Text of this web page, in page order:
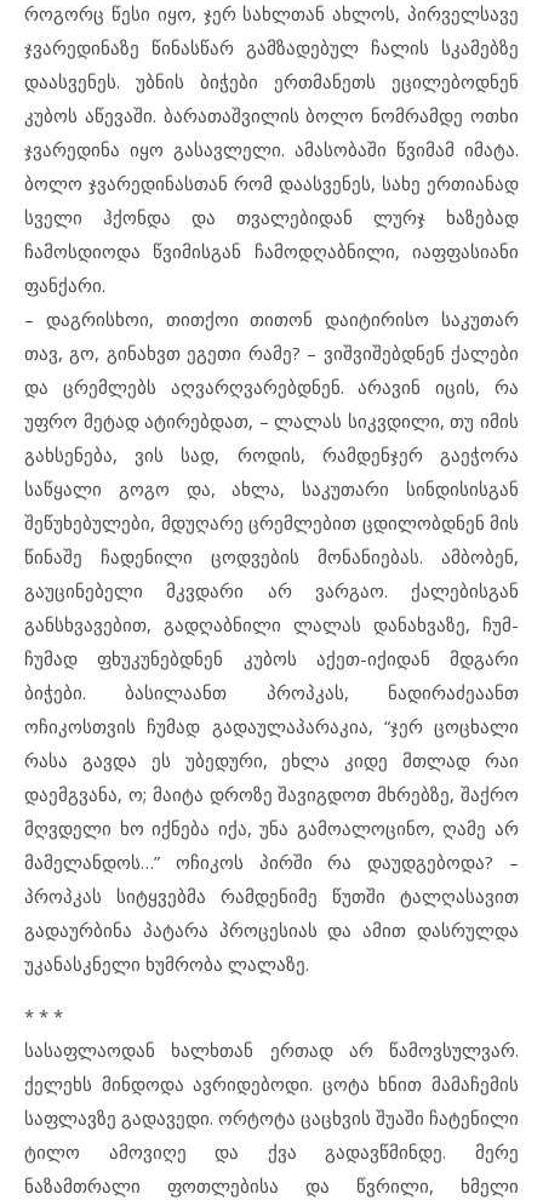
როგორც წესი იყო, ჯერ სახლთან ახლოს, პირველსავე
ჯვარედინაზე წინასწარ გამზადებულ ჩალის სკამებზე
დაასვენეს. უბნის ბიჭები ერთმანეთს ეცილებოდნენ
კუბოს აწევაში. ბარათაშვილის ბოლო ნომრამდე ოთხი
ჯვარედინა იყო გასავლელი. ამასობაში წვიმამ იმატა.
ბოლო ჯვარედინასთან რომ დაასვენეს, სახე ერთიანად
სველი ჰქონდა და თვალებიდან ლურჯ ხაზებად
ჩამოსდიოდა წვიმისგან ჩამოდღაბნილი, იაფფასიანი
ფანქარი.
– დაგრისხოი, თითქოი თითონ დაიტირისო საკუთარ
თავ, გო, გინახვთ ეგეთი რამე? – ვიშვიშებდნენ ქალები
და ცრემლებს აღვარღვარებდნენ. არავინ იცის, რა
უფრო მეტად ატირებდათ, – ლალას სიკვდილი, თუ იმის
გახსენება, ვის სად, როდის, რამდენჯერ გაეჭორა
საწყალი გოგო და, ახლა, საკუთარი სინდისისგან
შეწუხებულები, მდუღარე ცრემლებით ცდილობდნენ მის
წინაშე ჩადენილი ცოდვების მონანიებას. ამბობენ,
გაუცინებელი მკვდარი არ ვარგაო. ქალებისგან
განსხვავებით, გადღაბნილი ლალას დანახვაზე, ჩუმ-
ჩუმად ფხუკუნებდნენ კუბოს აქეთ-იქიდან მდგარი
ბიჭები. ბასილაანთ პროპკას, ნადირაძეაანთ
ოჩიკოსთვის ჩუმად გადაულაპარაკია, “ჯერ ცოცხალი
რასა გავდა ეს უბედური, ეხლა კიდე მთლად რაი
დაემგვანა, ო; მაიტა დროზე შავიგდოთ მხრებზე, შაქრო
მღვდელი ხო იქნება იქა, უნა გამოალოცინო, ღამე არ
მამელანდოს…” ოჩიკოს პირში რა დაუდგებოდა? –
პროპკას სიტყვებმა რამდენიმე წუთში ტალღასავით
გადაურბინა პატარა პროცესიას და ამით დასრულდა
უკანასკნელი ხუმრობა ლალაზე.
* * *
სასაფლაოდან ხალხთან ერთად არ წამოვსულვარ.
ქელეხს მინდოდა ავრიდებოდი. ცოტა ხნით მამაჩემის
საფლავზე გადავედი. ორტოტა ცაცხვის შუაში ჩატენილი
ტილო ამოვიღე და ქვა გადავწმინდე. მერე
ნაზამთრალი ფოთლებისა და წვრილი, ხმელი